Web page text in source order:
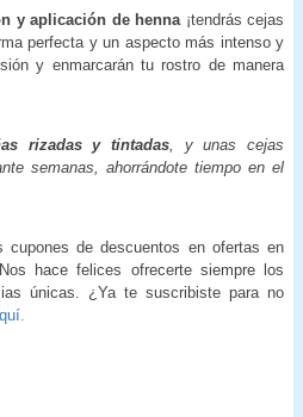
y aplicación de henna ¡tendrás cejas
perfecta y un aspecto más intenso y
y enmarcarán tu rostro de manera
rizadas y tintadas , y unas cejas
semanas, ahorrándote tiempo en el
cupones de descuentos en ofertas en
hace felices ofrecerte siempre los
únicas. ¿Ya te suscribiste para no